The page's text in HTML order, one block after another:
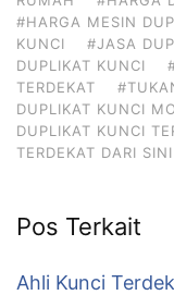
#HARGA MESIN
KUNCI
#JASA
DUPLIKAT KUNCI
TERDEKAT
DUPLIKAT KUNCI
DUPLIKAT KUNCI
TERDEKAT DARI SINI
Pos Terkait
Ahli Kunci